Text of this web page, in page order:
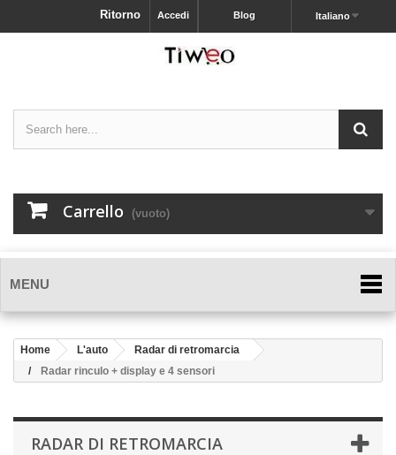
Italiano
Blog
Accedi
Ritorno
Carrello (vuoto)
MENU
Home L'auto
Radar di retromarcia
Radar rinculo + display e 4 sensori
RADAR DI RETROMARCIA